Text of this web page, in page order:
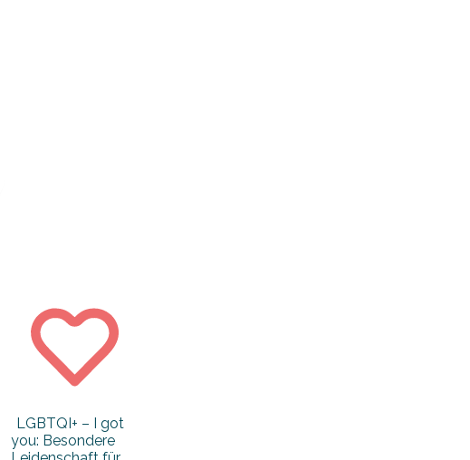
LGBTQI+ – I got
you: Besondere